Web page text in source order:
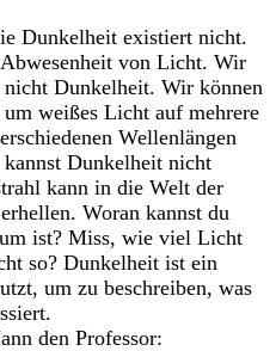
Dunkelheit existiert nicht.
von Licht. Wir
Dunkelheit. Wir können
weißes Licht auf mehrere
Wellenlängen
Dunkelheit nicht
kann in die Welt der
Woran kannst du
ist? Miss, wie viel Licht
so? Dunkelheit ist ein
um zu beschreiben, was
den Professor: